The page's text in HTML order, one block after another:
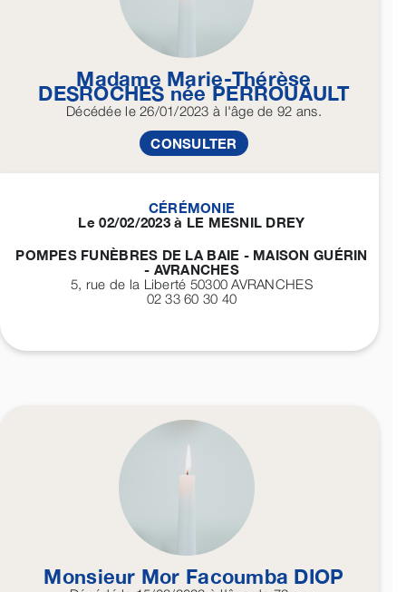
Madame Marie-Thérèse
DESROCHESnéePERROUAULT
Décédéele 26/01/2023 à l'âge de 92 ans.
CONSULTER
CÉRÉMONIE
Le 02/02/2023 à LE MESNIL DREY
POMPES FUNÈBRES DE LA BAIE - MAISON GUÉRIN
- AVRANCHES
5, rue de la Liberté 50300AVRANCHES
02 33 60 30 40
Monsieur Mor Facoumba DIOP